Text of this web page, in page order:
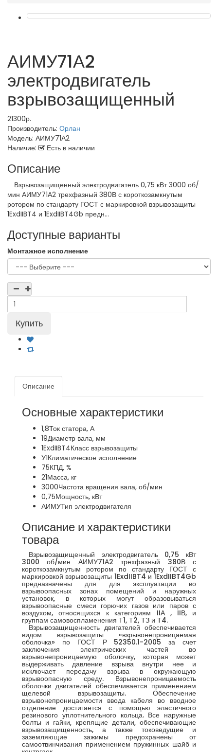
АИМУ71А2
электродвигатель
взрывозащищенный
21300р.
Производитель: Орлан
Модель: АИМУ71А2
Наличие:
Есть в наличии
Описание
Взрывозащищенный электродвигатель 0,75 кВт 3000 об/
мин АИМУ71А2 трехфазный 380В с короткозамкнутым
ротором по стандарту ГОСТ с маркировкой взрывозащиты
1ExdIIBT4 и 1ExdIIBT4Gb предн...
Доступные варианты
Монтажное исполнение
Описание
Основные характеристики
1,8Ток статора, А
19Диаметр вала, мм
1ExdIIBT4Класс взрывозащиты
У1Климатическое исполнение
75КПД, %
21Масса, кг
3000Частота вращения вала, об/мин
0,75Мощность, кВт
АИМУТип электродвигателя
Описание и характеристики
товара
Взрывозащищенный электродвигатель 0,75 кВт
3000 об/мин АИМУ71А2 трехфазный 380В с
короткозамкнутым ротором по стандарту ГОСТ с
маркировкой взрывозащиты 1ExdIIBT4 и 1ExdIIBT4Gb
предназначены для для эксплуатации во
взрывоопасных зонах помещений и наружных
установок, в которых могут образовываться
взрывоопасные смеси горючих газов или паров с
воздухом, относящихся к категориям IIА , IIВ, и
группам самовоспламенения Т1, Т2, ТЗ и Т4.
Взрывозащищенность двигателей обеспечивается
видом взрывозащиты «взрывонепроницаемая
оболочка» по ГОСТ Р 52350.1-2005 за счет
заключения электрических частей во
взрывонепроницаемую оболочку, которая может
выдерживать давление взрыва внутри нее и
исключает передачу взрыва в окружающую
взрывоопасную среду. Взрывонепроницаемость
оболочки двигателей обеспечивается применением
щелевой взрывозащиты. Обеспечение
взрывонепроницаемости ввода кабеля во вводное
отделение достигается с помощью эластичного
резинового уплотнительного кольца. Все наружные
болты и гайки, крепящие детали, обеспечивающие
взрывозащищенность, а также токоведущие и
заземляющие зажимы предохранены от
самоотвинчивания применением пружинных шайб и